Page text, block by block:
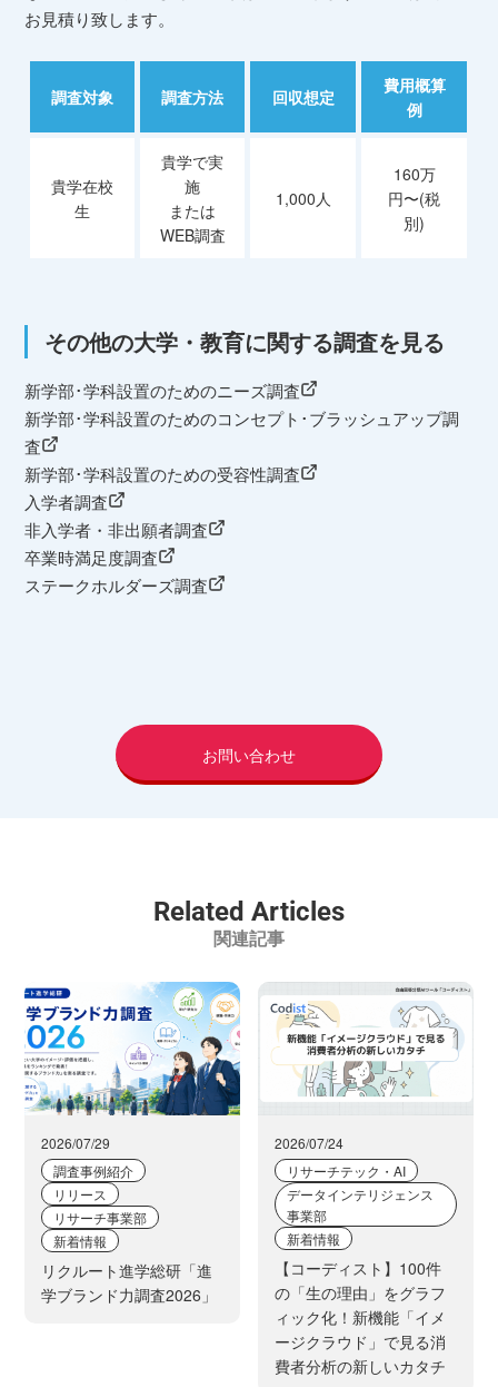
お見積り致します。
調査対象 調査方法 回収想定
費用概算
例
貴学在校
生
貴学で実
施
または
WEB調査
1,000人
160万
円〜(税
別)
その他の大学・教育に関する調査を見る
新学部･学科設置のためのニーズ調査
新学部･学科設置のためのコンセプト･ブラッシュアップ調
査
新学部･学科設置のための受容性調査
入学者調査
非入学者・非出願者調査
卒業時満足度調査
ステークホルダーズ調査
お問い合わせ
Related Articles
関連記事
2026/07/29
調査事例紹介
リリース
リサーチ事業部
新着情報
リクルート進学総研「進
学ブランド力調査2026」
2026/07/24
リサーチテック・AI
データインテリジェンス
事業部
新着情報
【コーディスト】100件
の「生の理由」をグラフ
ィック化！新機能「イメ
ージクラウド」で見る消
費者分析の新しいカタチ